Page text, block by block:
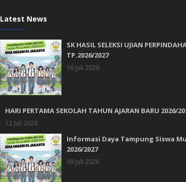
Latest News
SK HASIL SELEKSI UJIAN
TP.2026/2027
16 Juli 2026
HARI PERTAMA SEKOLAH TAHUN AJARAN BARU 2026/
12 Juli 2026
Informasi Daya Tampung Siswa
2026/2027
09 Juli 2026